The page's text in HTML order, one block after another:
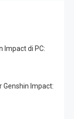
Impact di PC:
Genshin Impact: